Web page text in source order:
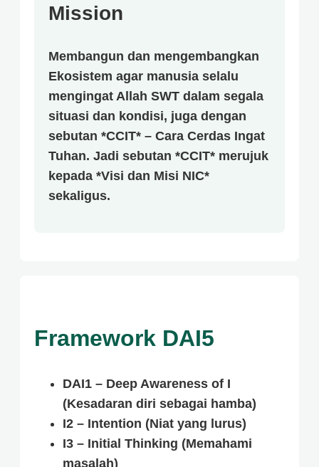
Mission
Membangun dan mengembangkan
Ekosistem agar manusia selalu
mengingat Allah SWT dalam segala
situasi dan kondisi, juga dengan
sebutan *CCIT* – Cara Cerdas Ingat
Tuhan. Jadi sebutan *CCIT* merujuk
kepada *Visi dan Misi NIC*
sekaligus.
Framework DAI5
DAI1 – Deep Awareness of I
(Kesadaran diri sebagai hamba)
I2 – Intention (Niat yang lurus)
I3 – Initial Thinking (Memahami
masalah)